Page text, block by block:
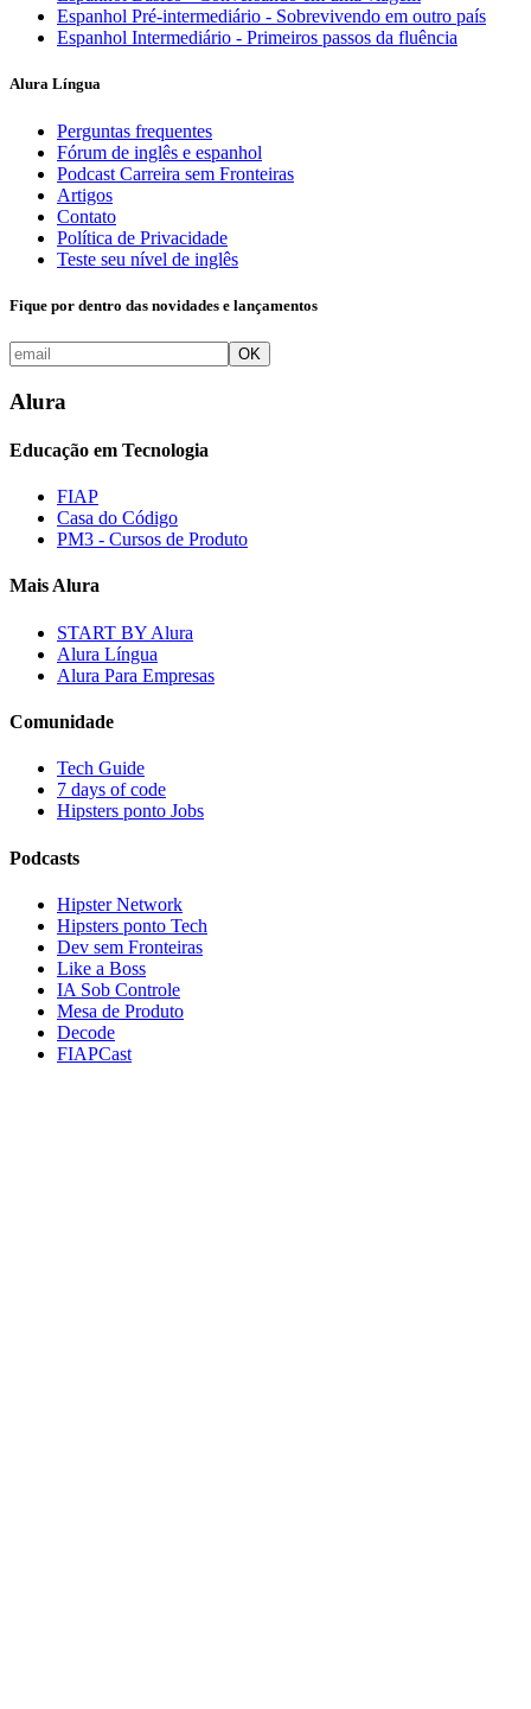
Espanhol Pré-intermediário - Sobrevivendo em outro país
Espanhol Intermediário - Primeiros passos da fluência
Alura Língua
Perguntas frequentes
Fórum de inglês e espanhol
Podcast Carreira sem Fronteiras
Artigos
Contato
Política de Privacidade
Teste seu nível de inglês
Fique por dentro das novidades e lançamentos
OK
Alura
Educação em Tecnologia
FIAP
Casa do Código
PM3 - Cursos de Produto
Mais Alura
START BY Alura
Alura Língua
Alura Para Empresas
Comunidade
Tech Guide
7 days of code
Hipsters ponto Jobs
Podcasts
Hipster Network
Hipsters ponto Tech
Dev sem Fronteiras
Like a Boss
IA Sob Controle
Mesa de Produto
Decode
FIAPCast